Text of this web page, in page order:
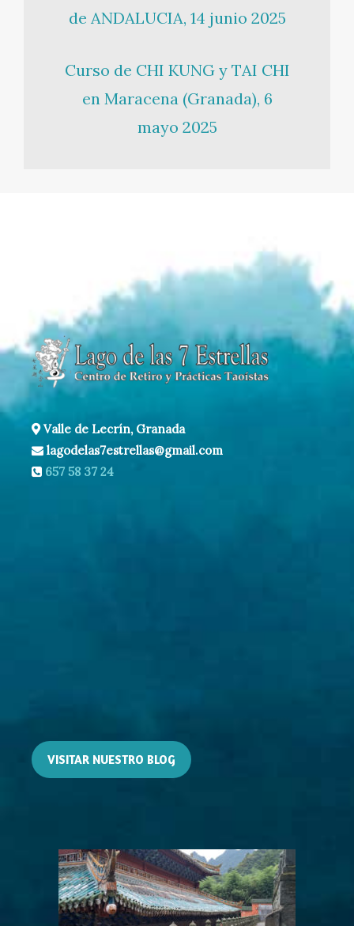
de ANDALUCIA, 14 junio 2025
Curso de CHI KUNG y TAI CHI
en Maracena (Granada), 6
mayo 2025
Valle de Lecrín, Granada
lagodelas7estrellas@gmail.com
657 58 37 24
VISITAR NUESTRO BLOG